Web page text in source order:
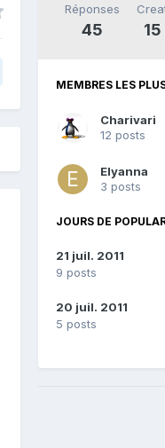
Réponses
45 15
MEMBRES LES
Charivari
12 posts
Elyanna
3 posts
JOURS DE
21 juil. 2011
9 posts
20 juil. 2011
5 posts